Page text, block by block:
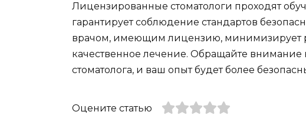
Лицензированные стоматологи проходят
гарантирует соблюдение стандартов
врачом, имеющим лицензию, минимизирует
качественное лечение. Обращайте
стоматолога, и ваш опыт будет более
Оцените статью